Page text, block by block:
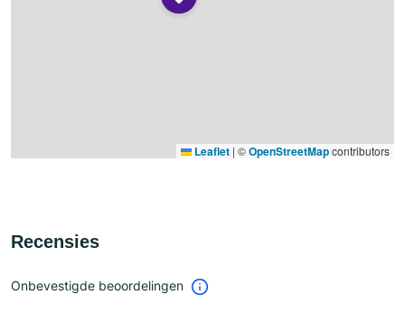
Leaflet | ©OpenStreetMapcontributors
Recensies
Onbevestigde beoordelingen